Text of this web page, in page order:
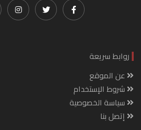
روابط سريعة
عن الموقع
شروط الإستخدام
سياسة الخصوصية
إتصل بنا